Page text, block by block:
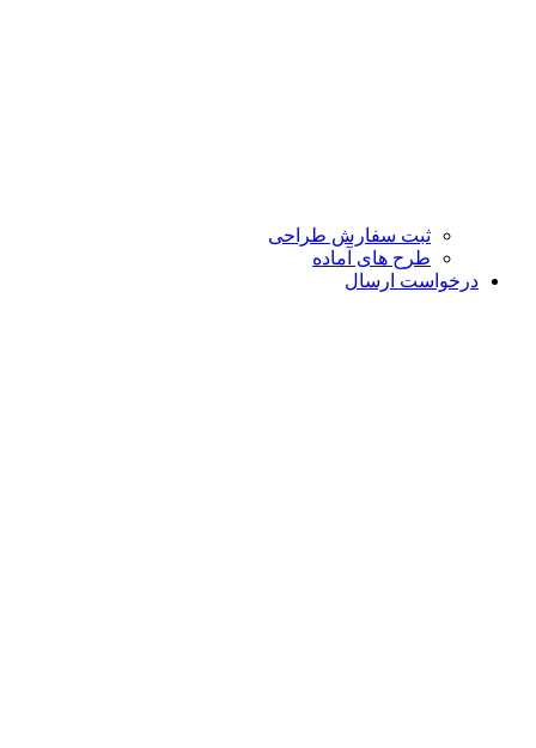
ثبت سفارش طراحی
طرح های آماده
درخواست ارسال